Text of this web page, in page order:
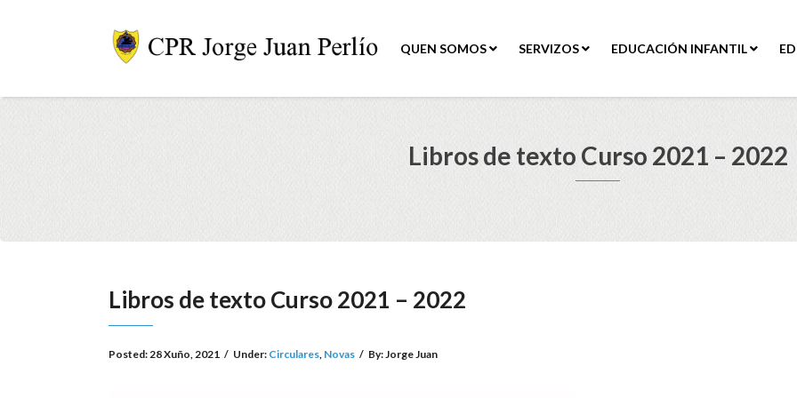
QUEN SOMOS SERVIZOS EDUCACIÓN INFANTIL
Libros de texto Curso 2021 – 2022
Libros de texto Curso 2021 – 2022
Posted:28 Xuño, 2021 / Under: Circulares, Novas / By:Jorge Juan